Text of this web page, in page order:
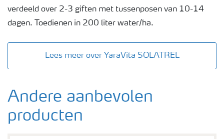
verdeeld over 2-3 giften met tussenposen van 10-14
dagen. Toedienen in 200 liter water/ha.
Lees meer over YaraVita SOLATREL
Andere aanbevolen
producten